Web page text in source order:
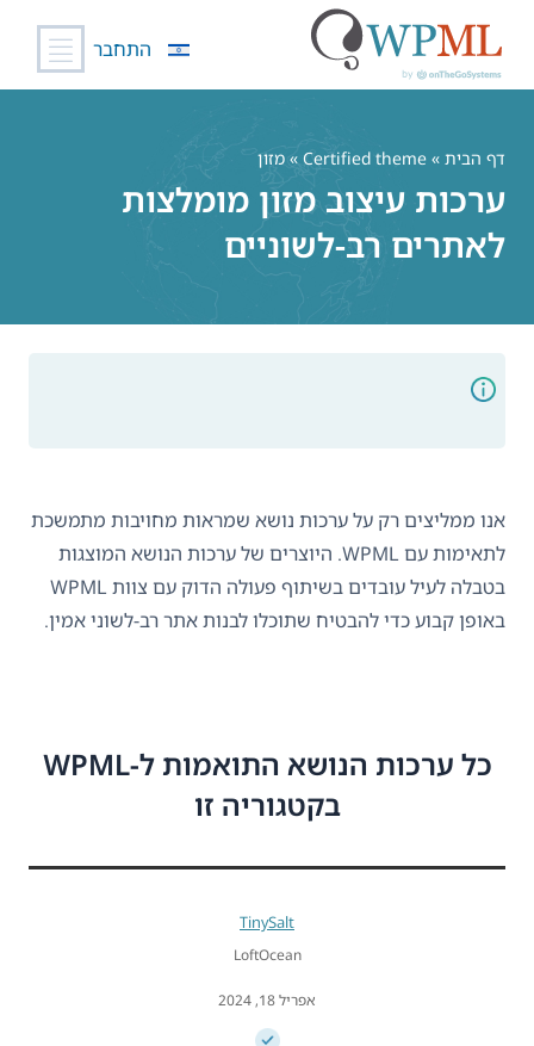
התחבר
דף הבית »
Certified theme » מזון
ערכות עיצוב מזון מומלצות
לאתרים רב-לשוניים
אנו ממליצים רק על ערכות נושא שמראות מחויבות מתמשכת
לתאימות עם WPML. היוצרים של ערכות הנושא המוצגות
בטבלה לעיל עובדים בשיתוף פעולה הדוק עם צוות WPML
באופן קבוע כדי להבטיח שתוכלו לבנות אתר רב-לשוני אמין.
כל ערכות הנושא התואמות ל-WPML
בקטגוריה זו
TinySalt
LoftOcean
אפריל 18, 2024